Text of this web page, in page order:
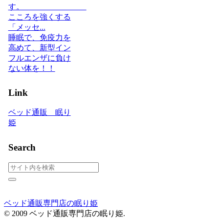
す。
こころを強くする
「メッセ...
睡眠で、免疫力を
高めて、新型イン
フルエンザに負け
ない体を！！
Link
ベッド通販 眠り
姫
Search
ベッド通販専門店の眠り姫
© 2009 ベッド通販専門店の眠り姫.